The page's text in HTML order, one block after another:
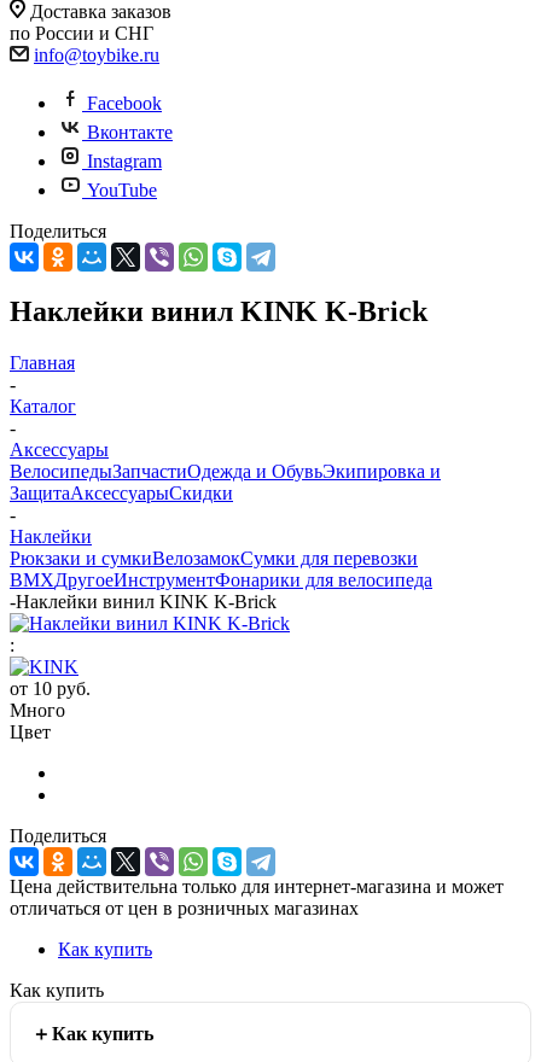
Доставка заказов
по России и СНГ
info@toybike.ru
Facebook
Вконтакте
Instagram
YouTube
Поделиться
Наклейки винил KINK K-Brick
Главная
-
Каталог
-
Аксессуары
ВелосипедыЗапчастиОдежда и ОбувьЭкипировка и
ЗащитаАксессуарыСкидки
-
Наклейки
Рюкзаки и сумкиВелозамокСумки для перевозки
BMXДругоеИнструментФонарики для велосипеда
-Наклейки винил KINK K-Brick
:
от 10 руб.
Много
Цвет
Поделиться
Цена действительна только для интернет-магазина и может
отличаться от цен в розничных магазинах
Как купить
Как купить
Как купить